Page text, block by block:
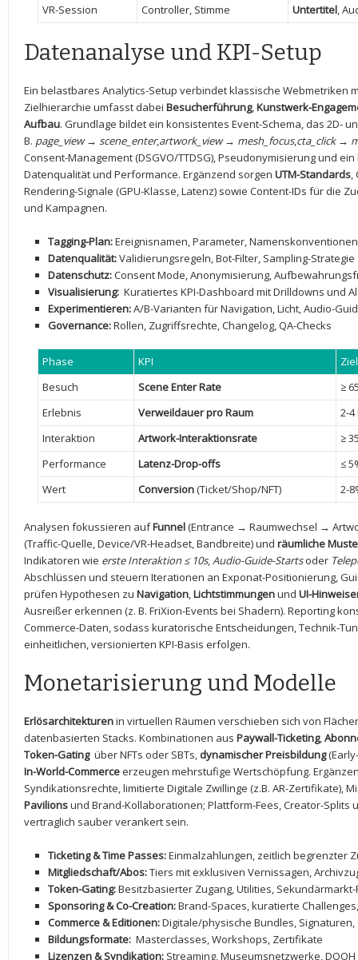
VR-Session
Controller, Stimme Untertitel,
Datenanalyse ‌und KPI-Setup
Ein ⁣belastbares Analytics-Setup verbindet klassische Webmetriken
Zielhierarchie umfasst dabei Besucherführung,Kunstwerk-
Aufbau. Grundlage bildet ein ‍konsistentes Event-Schema, das 2D-
B. page_view →⁤ scene_enter,artwork_view → mesh_focus,cta_click →
Consent-Management (DSGVO/TTDSG), Pseudonymisierung und
Datenqualität ‍und Performance. Ergänzend sorgen UTM-Standards,
Rendering-Signale (GPU-Klasse, Latenz) sowie Content-IDs für die
und Kampagnen.
Tagging-Plan:Ereignisnamen, Parameter,
Datenqualität:⁣Validierungsregeln, ⁤Bot-Filter, ⁣Sampling-Strategie
Datenschutz:Consent Mode, Anonymisierung,⁢
Visualisierung: Kuratiertes KPI-Dashboard mit Drilldowns und
Experimentieren:A/B-Varianten für⁤ Navigation, Licht, ⁢Audio-
Governance:Rollen, Zugriffsrechte, Changelog, QA-Checks
Phase KPI
Besuch
Scene Enter‍ Rate
≥
Erlebnis
Verweildauer ⁢pro Raum
2-4
Interaktion
Artwork-Interaktionsrate
≥⁢
Performance
Latenz-Drop-offs
≤
Wert
Conversion(Ticket/Shop/NFT) 2-
Analysen fokussieren aufFunnel(Entrance → Raumwechsel ‌→‌
(Traffic-Quelle, Device/VR-Headset, Bandbreite) und räumliche
Indikatoren wie erste Interaktion ≤ 10s,Audio-Guide-Startsoder
Abschlüssen und steuern Iterationen an Exponat-Positionierung,
prüfen Hypothesen zu Navigation,Lichtstimmungenund‍ UI-
Ausreißer erkennen (z.​ B. FriXion-Events bei Shadern). Reporting
Commerce-Daten, sodass kuratorische Entscheidungen, Technik-
‌einheitlichen, versionierten KPI-Basis erfolgen.
Monetarisierung und Modelle
Erlösarchitekturenin virtuellen Räumen verschieben sich von
datenbasierten Stacks. Kombinationen aus Paywall-Ticketing,
Token-Gating‍ über NFTs oder SBTs, dynamischer Preisbildung
In-World-Commerceerzeugen mehrstufige Wertschöpfung.
Syndikationsrechte, limitierte Digitale Zwillinge (z.B.‍ AR-Zertifikate),
Pavilions‌und Brand-Kollaborationen; Plattform-Fees, Creator-Splits
vertraglich sauber verankert ⁢sein.
Ticketing & Time Passes:Einmalzahlungen, zeitlich begrenzter
Mitgliedschaft/Abos:Tiers mit exklusiven Vernissagen,
Token-Gating:‍Besitzbasierter Zugang, Utilities,
Sponsoring & Co-Creation:Brand-Spaces, kuratierte
Commerce & ‍Editionen:Digitale/physische Bundles,
Bildungsformate: ⁢ Masterclasses, Workshops, Zertifikate
Lizenzen & Syndikation: Streaming, Museumsnetzwerke, ​DOOH